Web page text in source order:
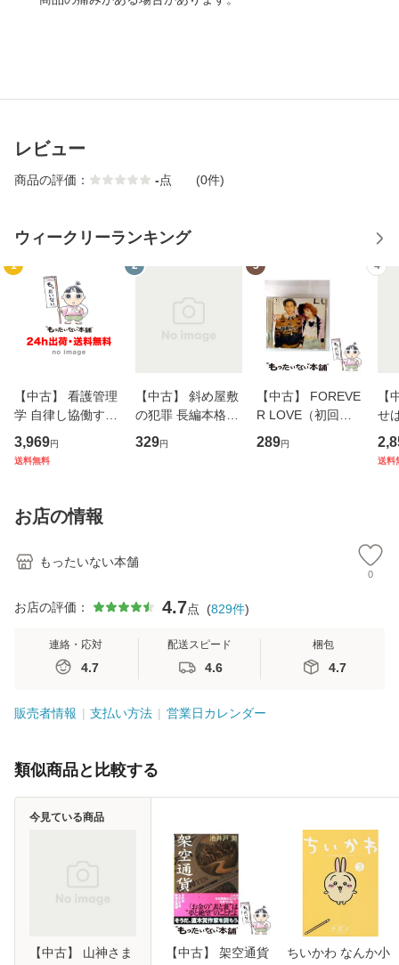
レビュー
商品の評価： -点 (0件)
ウィークリーランキング
1
【中古】 看護管理
学 自律し協働する
専門職の看護マネ
ジメントスキル 改
恵 藤本幸三 / 南江
堂 [単行
3,969円
送料無料
2
【中古】 斜め屋敷
の犯罪 長編本格推
理小説 (光文社文
庫) / 島田荘司 / 光
329円
3
【中古】 FOREVE
R LOVE（初回生
産限定盤） / 清水
翔太×加藤ミリヤ /
289円
4
【
せ
タ
送料
お店の情報
もったいない本舗
0
お店の評価： 4.7点 (829件)
連絡・応対
4.7
配送スピード
4.6
梱包
4.7
販売者情報 支払い方法 営業日カレンダー
類似商品と比較する
【中古】 山神さま
今見ている商品
【中古】 架空通貨
ちいかわ なんか小